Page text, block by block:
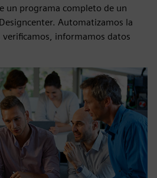
un programa completo de un
Automatizamos la
informamos datos